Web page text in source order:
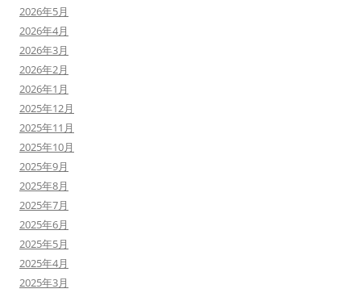
2026年5月
2026年4月
2026年3月
2026年2月
2026年1月
2025年12月
2025年11月
2025年10月
2025年9月
2025年8月
2025年7月
2025年6月
2025年5月
2025年4月
2025年3月